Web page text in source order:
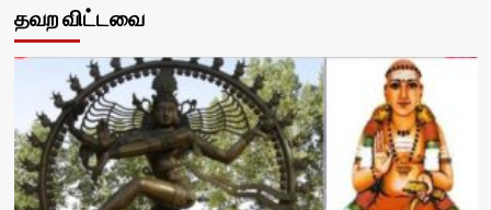
தவற விட்டவை